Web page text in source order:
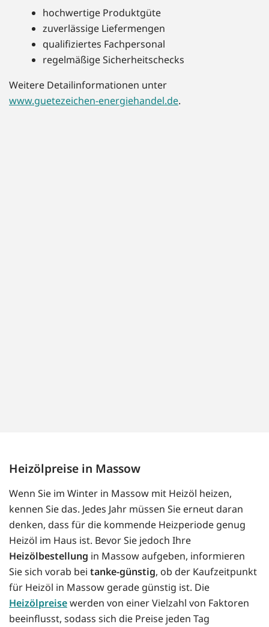
hochwertige Produktgüte
zuverlässige Liefermengen
qualifiziertes Fachpersonal
regelmäßige Sicherheitschecks
Weitere Detailinformationen unter
www.guetezeichen-energiehandel.de.
Heizölpreise in Massow
Wenn Sie im Winter in Massow mit Heizöl heizen,
kennen Sie das. Jedes Jahr müssen Sie erneut daran
denken, dass für die kommende Heizperiode genug
Heizöl im Haus ist. Bevor Sie jedoch Ihre
Heizölbestellung in Massow aufgeben, informieren
Sie sich vorab bei tanke-günstig, ob der Kaufzeitpunkt
für Heizöl in Massow gerade günstig ist. Die
Heizölpreisewerden von einer Vielzahl von Faktoren
beeinflusst, sodass sich die Preise jeden Tag